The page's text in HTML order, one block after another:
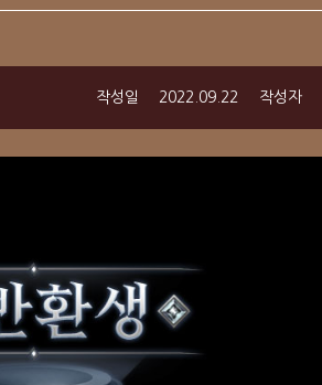
작성일 2022.09.22 작성자